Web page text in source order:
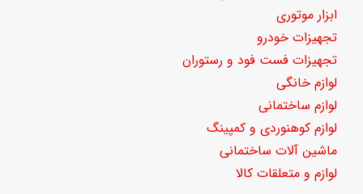
ابزار موتوری
تجهیزات خودرو
تجهیزات فست فود و رستوران
لوازم خانگی
لوازم ساختمانی
لوازم کوهنوردی و کمپینگ
ماشین آلات ساختمانی
لوازم و متعلقات کالا